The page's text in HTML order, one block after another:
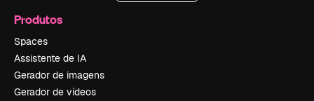
Produtos
Spaces
Assistente de IA
Gerador de imagens
Gerador de vídeos